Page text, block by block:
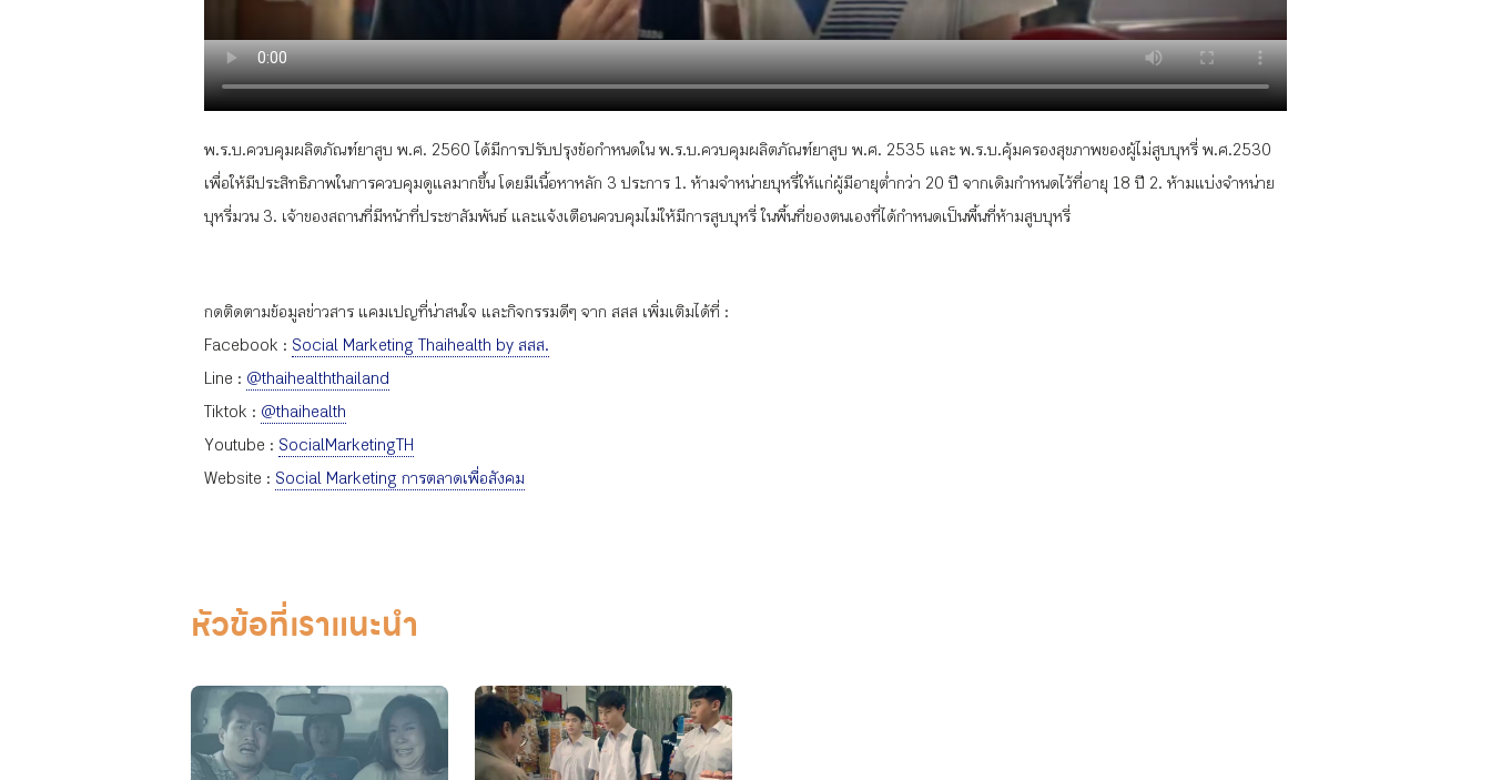
พ.ร.บ.ควบคุมผลิตภัณฑ์ยาสูบ พ.ศ. 2560 ได้มีการปรับปรุงข้อกำหนดใน พ.ร.บ.ควบคุมผลิตภัณฑ์ยาสูบ พ.ศ. 2535 และ พ.ร.บ.คุ้มครองสุขภาพของผู้ไม่สูบบุหรี่ พ.ศ.2530
เพื่อให้มีประสิทธิภาพในการควบคุมดูแลมากขึ้น โดยมีเนื้อหาหลัก 3 ประการ 1. ห้ามจำหน่ายบุหรี่ให้แก่ผู้มีอายุต่ำกว่า 20 ปี จากเดิมกำหนดไว้ที่อายุ 18 ปี 2. ห้ามแบ่งจำหน่าย
บุหรี่มวน 3. เจ้าของสถานที่มีหน้าที่ประชาสัมพันธ์ และแจ้งเตือนควบคุมไม่ให้มีการสูบบุหรี่ ในพื้นที่ของตนเองที่ได้กำหนดเป็นพื้นที่ห้ามสูบบุหรี่
กดติดตามข้อมูลข่าวสาร แคมเปญที่น่าสนใจ และกิจกรรมดีๆ จาก สสส เพิ่มเติมได้ที่ :
Facebook : Social Marketing Thaihealth by สสส.
Line : @thaihealththailand
Tiktok : @thaihealth
Youtube : SocialMarketingTH
Website : Social Marketing การตลาดเพื่อสังคม
หัวข้อที่เราแนะนำ